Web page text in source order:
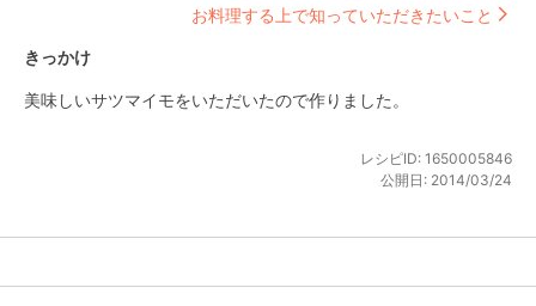
お料理する上で知っていただきたいこと
きっかけ
美味しいサツマイモをいただいたので作りました。
レシピID: 1650005846
公開日: 2014/03/24